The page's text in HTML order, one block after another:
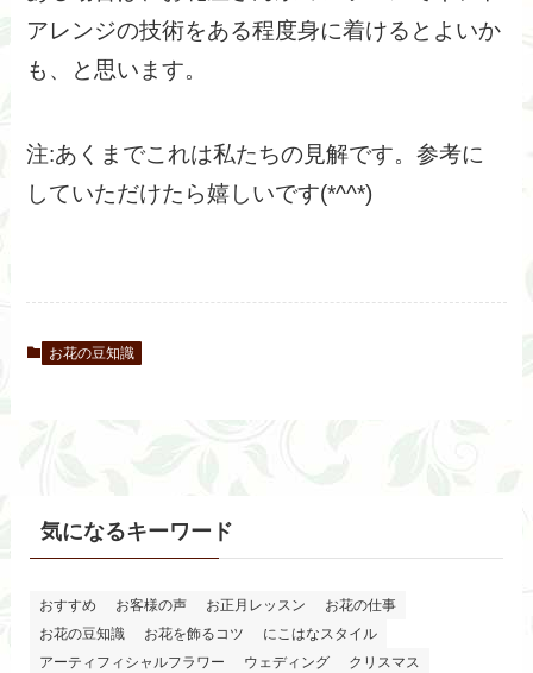
アレンジの技術をある程度身に着けるとよいか
も、と思います。
注:あくまでこれは私たちの見解です。参考に
していただけたら嬉しいです(*^^*)
お花の豆知識
気になるキーワード
おすすめ お客様の声 お正月レッスン
お花の仕事
お花の豆知識
お花を飾るコツ
にこはなスタイル
アーティフィシャルフラワー
ウェディング クリスマス